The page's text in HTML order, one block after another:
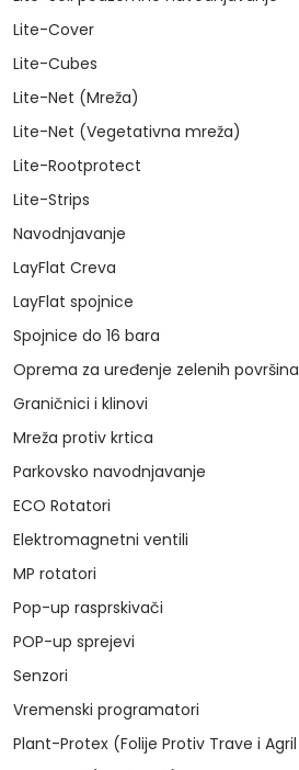
Lite-Cover
Lite-Cubes
Lite-Net (Mreža)
Lite-Net (Vegetativna mreža)
Lite-Rootprotect
Lite-Strips
Navodnjavanje
LayFlat Creva
LayFlat spojnice
Spojnice do 16 bara
Oprema za uređenje zelenih površina
Graničnici i klinovi
Mreža protiv krtica
Parkovsko navodnjavanje
ECO Rotatori
Elektromagnetni ventili
MP rotatori
Pop-up rasprskivači
POP-up sprejevi
Senzori
Vremenski programatori
Plant-Protex (Folije Protiv Trave i Agril